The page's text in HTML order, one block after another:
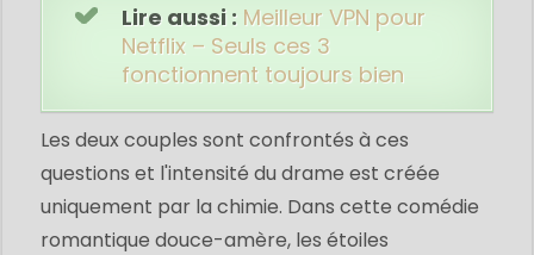
Lire aussi : Meilleur VPN pour
Netflix – Seuls ces 3
fonctionnent toujours bien
Les deux couples sont confrontés à ces
questions et l'intensité du drame est créée
uniquement par la chimie. Dans cette comédie
romantique douce-amère, les étoiles